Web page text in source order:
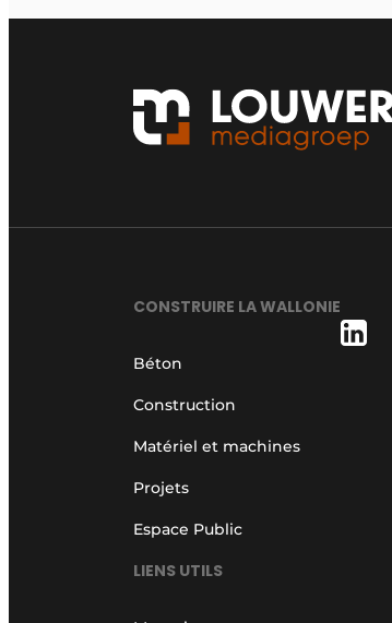
CONSTRUIRE LA WALLONIE
Béton
Construction
Matériel et machines
Projets
Espace Public
LIENS UTILS